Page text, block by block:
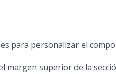
para personalizar el
margen superior de la